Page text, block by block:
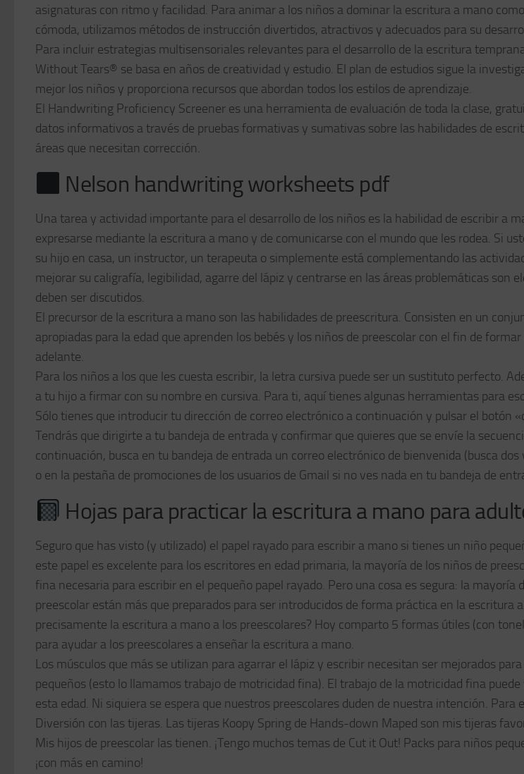
asignaturas con ritmo y facilidad. Para animar a los niños a dominar la escritura a mano
cómoda, utilizamos métodos de instrucción divertidos, atractivos y adecuados para su
Para incluir estrategias multisensoriales relevantes para el desarrollo de la escritura
Without Tears® se basa en años de creatividad y estudio. El plan de estudios sigue la
mejor los niños y proporciona recursos que abordan todos los estilos de aprendizaje.
El Handwriting Proficiency Screener es una herramienta de evaluación de toda la clase,
datos informativos a través de pruebas formativas y sumativas sobre las habilidades de
áreas que necesitan corrección.
Nelson handwriting worksheets pdf
Una tarea y actividad importante para el desarrollo de los niños es la habilidad de escribir a
expresarse mediante la escritura a mano y de comunicarse con el mundo que les rodea. Si
su hijo en casa, un instructor, un terapeuta o simplemente está complementando las
mejorar su caligrafía, legibilidad, agarre del lápiz y centrarse en las áreas problemáticas son
deben ser discutidos.
El precursor de la escritura a mano son las habilidades de preescritura. Consisten en un
apropiadas para la edad que aprenden los bebés y los niños de preescolar con el fin de
adelante.
Para los niños a los que les cuesta escribir, la letra cursiva puede ser un sustituto perfecto.
a tu hijo a firmar con su nombre en cursiva. Para ti, aquí tienes algunas herramientas para
Sólo tienes que introducir tu dirección de correo electrónico a continuación y pulsar el botón
Tendrás que dirigirte a tu bandeja de entrada y confirmar que quieres que se envíe la
continuación, busca en tu bandeja de entrada un correo electrónico de bienvenida (busca dos
o en la pestaña de promociones de los usuarios de Gmail si no ves nada en tu bandeja de
Hojas para practicar la escritura a mano para
Seguro que has visto (y utilizado) el papel rayado para escribir a mano si tienes un niño
este papel es excelente para los escritores en edad primaria, la mayoría de los niños de
fina necesaria para escribir en el pequeño papel rayado. Pero una cosa es segura: la mayoría
preescolar están más que preparados para ser introducidos de forma práctica en la escritura
precisamente la escritura a mano a los preescolares? Hoy comparto 5 formas útiles (con
para ayudar a los preescolares a enseñar la escritura a mano.
Los músculos que más se utilizan para agarrar el lápiz y escribir necesitan ser mejorados
pequeños (esto lo llamamos trabajo de motricidad fina). El trabajo de la motricidad fina
esta edad. Ni siquiera se espera que nuestros preescolares duden de nuestra intención. Para
Diversión con las tijeras. Las tijeras Koopy Spring de Hands-down Maped son mis tijeras
Mis hijos de preescolar las tienen. ¡Tengo muchos temas de Cut it Out! Packs para niños
¡con más en camino!